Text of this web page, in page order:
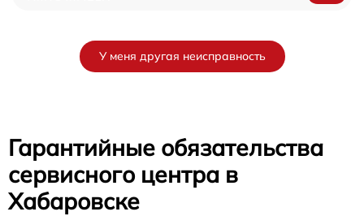
У меня другая неисправность
Гарантийные обязательства
сервисного центра в
Хабаровске